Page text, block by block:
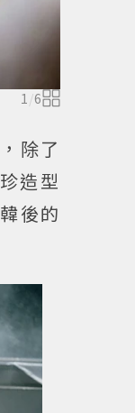
1/6
除了
造型
後的